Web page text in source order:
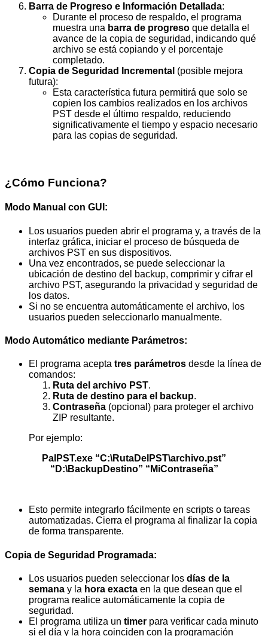
Barra de Progreso e Información Detallada:
Durante el proceso de respaldo, el programa
muestra una barra de progreso que detalla el
avance de la copia de seguridad, indicando qué
archivo se está copiando y el porcentaje
completado.
Copia de Seguridad Incremental (posible mejora
futura):
Esta característica futura permitirá que solo se
copien los cambios realizados en los archivos
PST desde el último respaldo, reduciendo
significativamente el tiempo y espacio necesario
para las copias de seguridad.
¿Cómo Funciona?
Modo Manual con GUI :
Los usuarios pueden abrir el programa y, a través de la
interfaz gráfica, iniciar el proceso de búsqueda de
archivos PST en sus dispositivos.
Una vez encontrados, se puede seleccionar la
ubicación de destino del backup, comprimir y cifrar el
archivo PST, asegurando la privacidad y seguridad de
los datos.
Si no se encuentra automáticamente el archivo, los
usuarios pueden seleccionarlo manualmente.
Modo Automático mediante Parámetros:
El programa acepta tres parámetros desde la línea de
comandos:
Ruta del archivo PST.
Ruta de destino para el backup.
Contraseña (opcional) para proteger el archivo
ZIP resultante.
Por ejemplo:
PalPST.exe “C:\RutaDelPST\archivo.pst”
“D:\BackupDestino” “MiContraseña”
Esto permite integrarlo fácilmente en scripts o tareas
automatizadas. Cierra el programa al finalizar la copia
de forma transparente.
Copia de Seguridad Programada:
Los usuarios pueden seleccionar los días de la
semana y la hora exacta en la que desean que el
programa realice automáticamente la copia de
seguridad.
El programa utiliza un timer para verificar cada minuto
si el día y la hora coinciden con la programación